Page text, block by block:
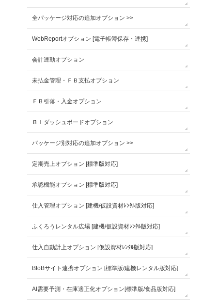
全パッケージ対応の追加オプション >>
WebReportオプション [電子帳簿保存・連携]
会計連動オプション
未払金管理・ＦＢ支払オプション
ＦＢ引落・入金オプション
ＢＩダッシュボードオプション
パッケージ別対応の追加オプション >>
定期売上オプション [標準版対応]
承認機能オプション [標準版対応]
仕入管理オプション [建機/仮設資材ﾚﾝﾀﾙ版対応]
ふくろうレンタル広場 [建機/仮設資材ﾚﾝﾀﾙ版対応]
仕入自動計上オプション [仮設資材ﾚﾝﾀﾙ版対応]
BtoBサイト連携オプション [標準版/建機レンタル版対応]
AI需要予測・在庫適正化オプション[標準版/食品版対応]